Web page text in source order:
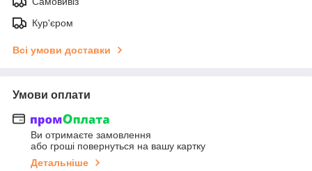
Кур'єром
Всі умови доставки
Умови оплати
Ви отримаєте замовлення
або гроші повернуться на вашу картку
Детальніше